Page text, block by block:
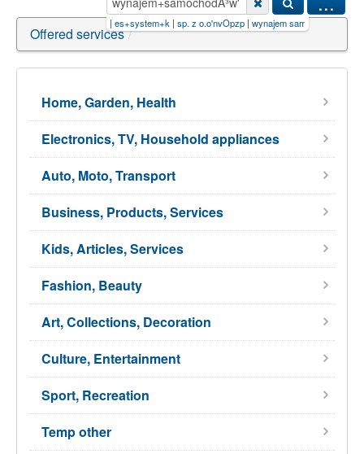
AND 1=1-- - es+system+k|sp. z o.o'nvOpzp|wynajem samochodã³w"))and/**/
Offered services /
Home, Garden, Health
Electronics, TV, Household appliances
Auto, Moto, Transport
Business, Products, Services
Kids, Articles, Services
Fashion, Beauty
Art, Collections, Decoration
Culture, Entertainment
Sport, Recreation
Temp other